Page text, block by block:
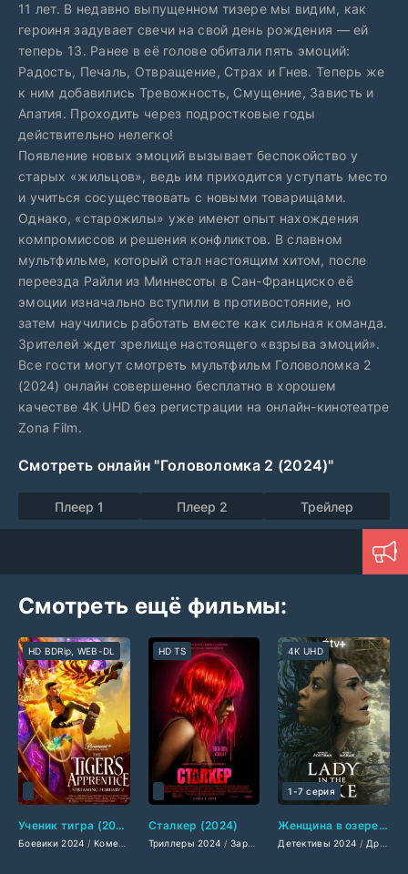
11 лет. В недавно выпущенном тизере мы видим, как
героиня задувает свечи на свой день рождения — ей
теперь 13. Ранее в её голове обитали пять эмоций:
Радость, Печаль, Отвращение, Страх и Гнев. Теперь же
к ним добавились Тревожность, Смущение, Зависть и
Апатия. Проходить через подростковые годы
действительно нелегко!
Появление новых эмоций вызывает беспокойство у
старых «жильцов», ведь им приходится уступать место
и учиться сосуществовать с новыми товарищами.
Однако, «старожилы» уже имеют опыт нахождения
компромиссов и решения конфликтов. В славном
мультфильме, который стал настоящим хитом, после
переезда Райли из Миннесоты в Сан-Франциско её
эмоции изначально вступили в противостояние, но
затем научились работать вместе как сильная команда.
Зрителей ждет зрелище настоящего «взрыва эмоций».
Все гости могут смотреть мультфильм Головоломка 2
(2024) онлайн совершенно бесплатно в хорошем
качестве 4K UHD без регистрации на онлайн-кинотеатре
Zona Film.
Смотреть онлайн "Головоломка 2 (2024)"
Плеер 1 Плеер 2 Трейлер
Смотреть ещё фильмы:
Ученик тигра (2024)
Боевики 2024 /Комедии 2024 /Фильмы-приключения 2024/Фэнтези 2024
HD BDRip, WEB-DL
Сталкер (2024)
Триллеры 2024 /Зарубежные фильмы 2024 /Фильмы
HD TS
Женщина в озере (2024)
Детективы 2024 / Драмы 2024
4K UHD
1-7 серия